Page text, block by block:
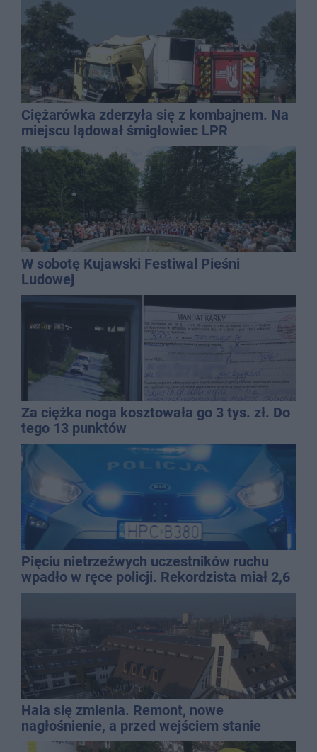
Ciężarówka zderzyła się z kombajnem. Na
miejscu lądował śmigłowiec LPR
W sobotę Kujawski Festiwal Pieśni
Ludowej
Za ciężka noga kosztowała go 3 tys. zł. Do
tego 13 punktów
Pięciu nietrzeźwych uczestników ruchu
wpadło w ręce policji. Rekordzista miał 2,6
promila
Hala się zmienia. Remont, nowe
nagłośnienie, a przed wejściem stanie
QEMETICA ARENA